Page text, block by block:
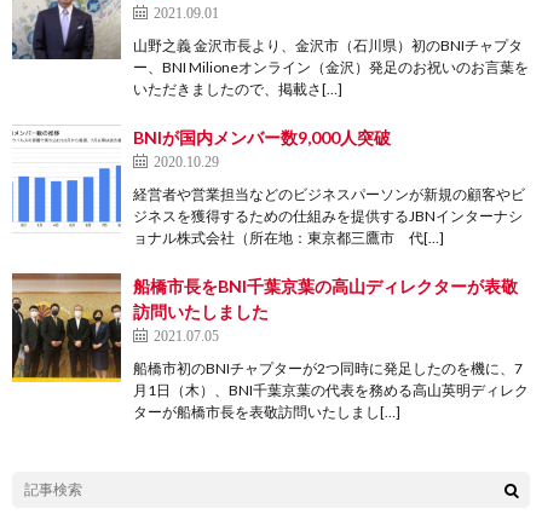
2021.09.01
山野之義 金沢市長より、金沢市（石川県）初のBNIチャプタ
ー、BNI Milioneオンライン（金沢）発足のお祝いのお言葉を
いただきましたので、掲載さ[…]
BNIが国内メンバー数9,000人突破
2020.10.29
経営者や営業担当などのビジネスパーソンが新規の顧客やビ
ジネスを獲得するための仕組みを提供するJBNインターナシ
ョナル株式会社（所在地：東京都三鷹市 代[…]
船橋市長をBNI千葉京葉の高山ディレクターが表敬
訪問いたしました
2021.07.05
船橋市初のBNIチャプターが2つ同時に発足したのを機に、7
月1日（木）、BNI千葉京葉の代表を務める高山英明ディレク
ターが船橋市長を表敬訪問いたしまし[…]